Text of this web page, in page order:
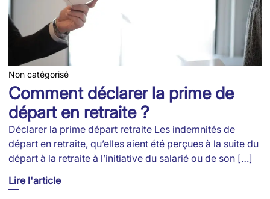
Non catégorisé
Comment déclarer la prime de
départ en retraite ?
Déclarer la prime départ retraite Les indemnités de
départ en retraite, qu’elles aient été perçues à la suite du
départ à la retraite à l’initiative du salarié ou de son […]
Lire l'article